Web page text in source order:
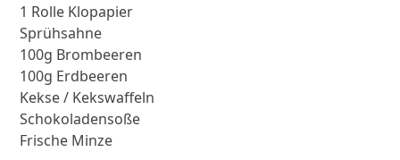
1 Rolle Klopapier
Sprühsahne
100g Brombeeren
100g Erdbeeren
Kekse / Kekswaffeln
Schokoladensoße
Frische Minze